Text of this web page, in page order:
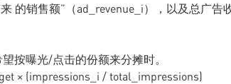
的销售额”（ad_revenue_i），以及总广告
按曝光/点击的份额来分摊时。
× (impressions_i / total_impressions)